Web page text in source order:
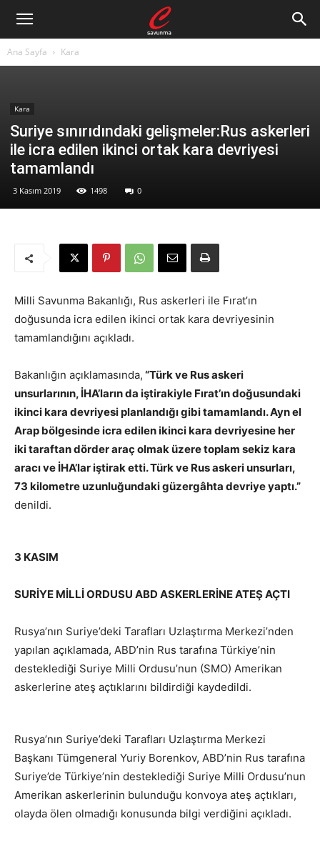
Ana Sayfa Kara
Kara
Suriye sınırıdındaki gelişmeler:Rus askerleri
ile icra edilen ikinci ortak kara devriyesi
tamamlandı
3 Kasım 2019 1498 0
Milli Savunma Bakanlığı, Rus askerleri ile Fırat’ın
doğusunda icra edilen ikinci ortak kara devriyesinin
tamamlandığını açıkladı.
Bakanlığın açıklamasında, “Türk ve Rus askeri
unsurlarının, İHA’ların da iştirakiyle Fırat’ın doğusundaki
ikinci kara devriyesi planlandığı gibi tamamlandı. Ayn el
Arap bölgesinde icra edilen ikinci kara devriyesine her
iki taraftan dörder araç olmak üzere toplam sekiz kara
aracı ve İHA’lar iştirak etti. Türk ve Rus askeri unsurları,
73 kilometre uzunluğundaki güzergâhta devriye yaptı.”
denildi.
3 KASIM
SURİYE MİLLİ ORDUSU ABD ASKERLERİNE ATEŞ AÇTI
Rusya’nın Suriye’deki Tarafları Uzlaştırma Merkezi’nden
yapılan açıklamada, ABD’nin Rus tarafına Türkiye’nin
desteklediği Suriye Milli Ordusu’nun (SMO) Amerikan
askerlerine ateş açtıklarını bildirdiği kaydedildi.
Rusya’nın Suriye’deki Tarafları Uzlaştırma Merkezi
Başkanı Tümgeneral Yuriy Borenkov, ABD’nin Rus tarafına
Suriye’de Türkiye’nin desteklediği Suriye Milli Ordusu’nun
Amerikan askerlerinin bulunduğu konvoya ateş açtıkları,
olayda ölen olmadığı konusunda bilgi verdiğini açıkladı.